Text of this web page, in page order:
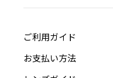
ご利用ガイド
お支払い方法